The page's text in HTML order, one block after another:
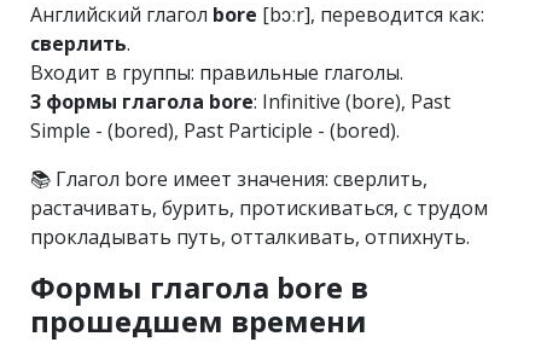
Английский глагол bore [bɔːr], переводится как:
сверлить.
Входит в группы: правильные глаголы.
3 формы глагола bore: Infinitive (bore), Past
Simple - (bored), Past Participle - (bored).
📚 Глагол bore имеет значения: сверлить,
растачивать, бурить, протискиваться, с трудом
прокладывать путь, отталкивать, отпихнуть.
Формы глагола bore в
прошедшем времени